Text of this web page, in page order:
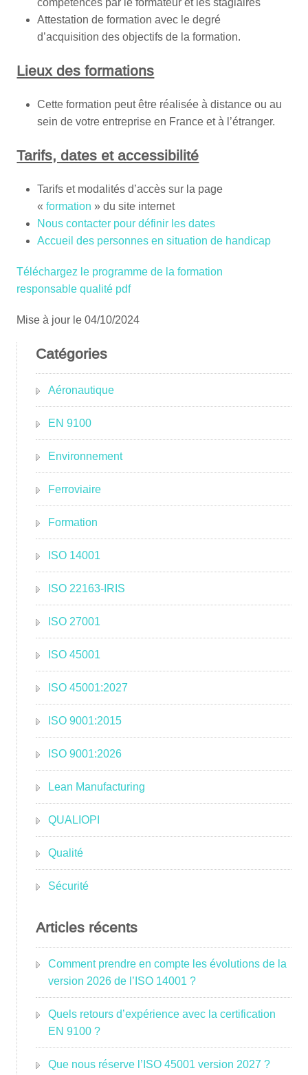
Attestation de formation avec le degré
d’acquisition des objectifs de la formation.
Lieux des formations
Cette formation peut être réalisée à distance ou au
sein de votre entreprise en France et à l’étranger.
Tarifs, dates et accessibilité
Tarifs et modalités d’accès sur la page
«formation» du site internet
Nous contacter pour définir les dates
Accueil des personnes en situation de handicap
Téléchargez le programme de la formation
responsable qualité pdf
Mise à jour le 04/10/2024
Catégories
Aéronautique
EN 9100
Environnement
Ferroviaire
Formation
ISO 14001
ISO 22163-IRIS
ISO 27001
ISO 45001
ISO 45001:2027
ISO 9001:2015
ISO 9001:2026
Lean Manufacturing
QUALIOPI
Qualité
Sécurité
Articles récents
Comment prendre en compte les évolutions de la
version 2026 de l’ISO 14001 ?
Quels retours d’expérience avec la certification
EN 9100 ?
Que nous réserve l’ISO 45001 version 2027 ?